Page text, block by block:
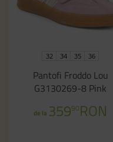
32 34 35 36
Pantofi Froddo Lou
G3130269-8 Pink
de la 35990RON